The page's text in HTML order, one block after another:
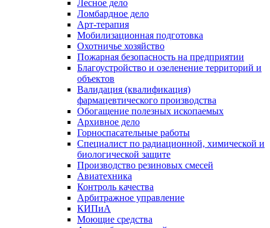
Лесное дело
Ломбардное дело
Арт-терапия
Мобилизационная подготовка
Охотничье хозяйство
Пожарная безопасность на предприятии
Благоустройство и озеленение территорий и
объектов
Валидация (квалификация)
фармацевтического производства
Обогащение полезных ископаемых
Архивное дело
Горноспасательные работы
Специалист по радиационной, химической и
биологической защите
Производство резиновых смесей
Авиатехника
Контроль качества
Арбитражное управление
КИПиА
Моющие средства